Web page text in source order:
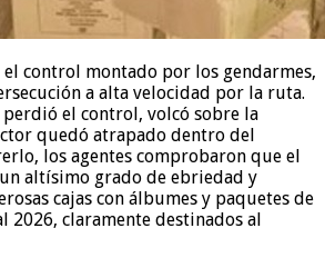
control montado por los gendarmes,
a alta velocidad por la ruta.
perdió el control, volcó sobre la
quedó atrapado dentro del
los agentes comprobaron que el
altísimo grado de ebriedad y
cajas con álbumes y paquetes de
claramente destinados al